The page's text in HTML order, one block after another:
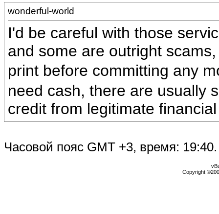
wonderful-world
I'd be careful with those
and some are outright
print before committing any
need cash, there are usually
credit from legitimate
Часовой пояс GMT +3, время: 19:40.
Copyright